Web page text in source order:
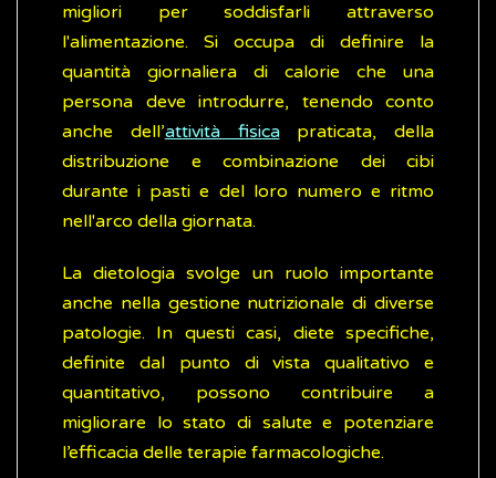
migliori per soddisfarli attraverso
l'alimentazione. Si occupa di definire la
quantità giornaliera di calorie che una
persona deve introdurre, tenendo conto
anche dell’attività fisicapraticata, della
distribuzione e combinazione dei cibi
durante i pasti e del loro numero e ritmo
nell'arco della giornata.
La dietologia svolge un ruolo importante
anche nella gestione nutrizionale di diverse
patologie. In questi casi, diete specifiche,
definite dal punto di vista qualitativo e
quantitativo, possono contribuire a
migliorare lo stato di salute e potenziare
l’efficacia delle terapie farmacologiche.